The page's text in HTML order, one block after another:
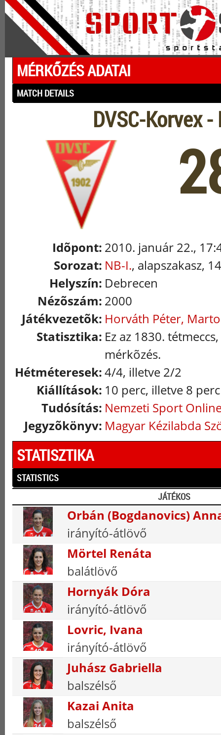
MÉRKŐZÉS ADATAI
MATCH DETAILS
DVSC-Korvex
Idõpont: 2010. január 22.,
Sorozat: NB-I., alapszakasz,
Helyszín: Debrecen
Nézõszám: 2000
Játékvezetõk: Horváth Péter,
Statisztika: Ez az 1830.
mérkõzés.
Hétméteresek:4/4, illetve 2/2
Kiállítások: 10 perc, illetve 8 perc
Tudósítás: Nemzeti Sport
Jegyzõkönyv: Magyar Kézilabda
STATISZTIKA
STATISTICS
JÁTÉKOS
Orbán (Bogdanovics)
irányító-átlövő
Mörtel Renáta
balátlövő
Hornyák Dóra
irányító-átlövő
Lovric, Ivana
irányító-átlövő
Juhász Gabriella
balszélső
Kazai Anita
balszélső